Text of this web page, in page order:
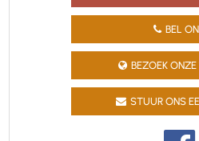
BEL
BEZOEK ONZE
STUUR ONS